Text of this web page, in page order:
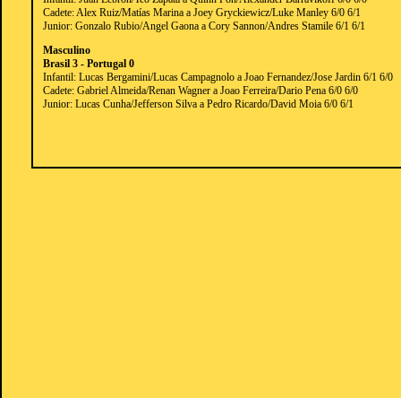
Cadete: Alex Ruiz/Matías Marina a Joey Gryckiewicz/Luke Manley 6/0 6/1
Junior: Gonzalo Rubio/Angel Gaona a Cory Sannon/Andres Stamile 6/1 6/1
Masculino
Brasil 3 - Portugal 0
Infantil: Lucas Bergamini/Lucas Campagnolo a Joao Fernandez/Jose Jardin 6/1 6/0
Cadete: Gabriel Almeida/Renan Wagner a Joao Ferreira/Dario Pena 6/0 6/0
Junior: Lucas Cunha/Jefferson Silva a Pedro Ricardo/David Moia 6/0 6/1